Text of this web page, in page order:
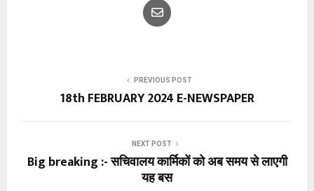
PREVIOUS POST
18th FEBRUARY 2024 E-NEWSPAPER
NEXT POST
Big breaking :- सचिवालय कार्मिकों को अब समय से लाएगी
यह बस